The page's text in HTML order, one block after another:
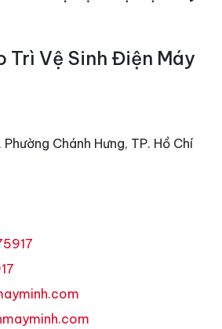
Trì Vệ Sinh Điện Máy
Chánh Hưng, TP. Hồ Chí